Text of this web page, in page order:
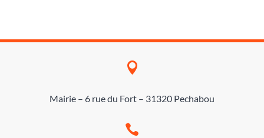

Mairie – 6 rue du Fort – 31320 Pechabou
